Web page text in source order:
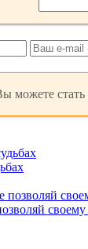
можете
своему